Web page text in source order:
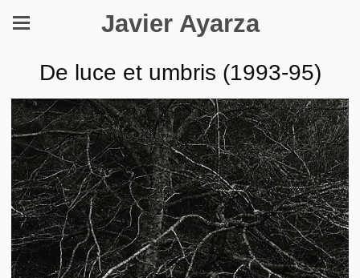
Javier Ayarza
De luce et umbris (1993-95)